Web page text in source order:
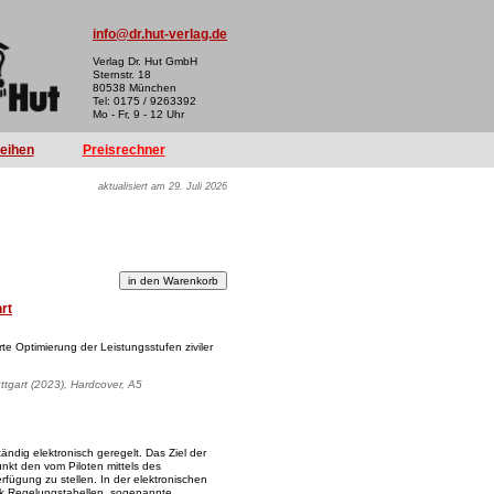
info@dr.hut-verlag.de
Verlag Dr. Hut GmbH
Sternstr. 18
80538 München
Tel: 0175 / 9263392
Mo - Fr, 9 - 12 Uhr
Preisrechner
aktualisiert am 29. Juli 2026
Optimierung der Leistungsstufen ziviler
(2023), Hardcover, A5
elektronisch geregelt. Das Ziel der
den vom Piloten mittels des
zu stellen. In der elektronischen